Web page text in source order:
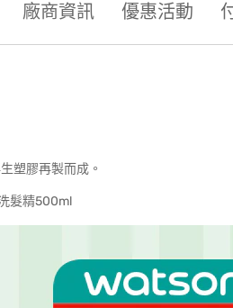
廠商資訊 優惠活動
塑膠再製而成。
髮精500ml